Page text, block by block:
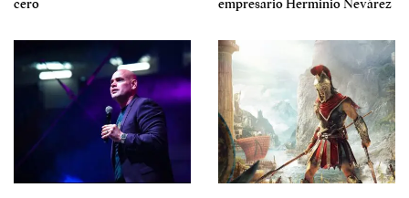
cero
empresario Herminio Nevárez